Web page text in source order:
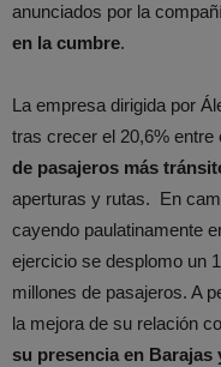
anunciados por la
en la cumbre.
La empresa dirigida por
tras crecer el 20,6% entre
de pasajeros más
aperturas y rutas. En
cayendo paulatinamente
ejercicio se desplomo un
millones de pasajeros. A
la mejora de su relación
su presencia en Barajas